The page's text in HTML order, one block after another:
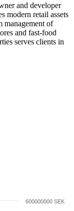
and developer
modern retail assets
management of
and fast-food
serves clients in
600000000 SEK